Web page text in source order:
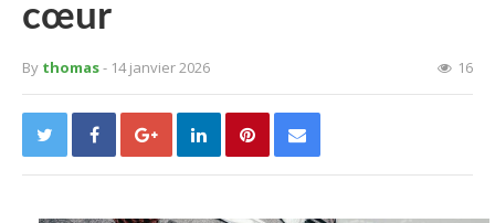
cœur
By thomas- 14 janvier 2026 16